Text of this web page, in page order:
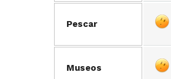
Pescar
Museos